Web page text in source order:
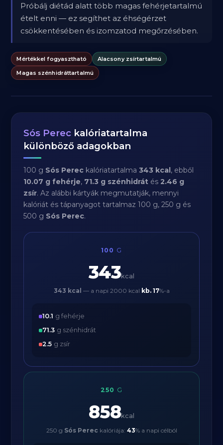
Próbálj diétád alatt több magas fehérjetartalmú
ételt enni — ez segíthet az éhségérzet
csökkentésében és izomzatod megőrzésében.
Mértékkel fogyasztható
Alacsony zsírtartalmú
Magas szénhidráttartalmú
Sós Perec kalóriatartalma
különböző adagokban
100 g Sós Perec kalóriatartalma343 kcal, ebből
10.07 g fehérje, 71.3 g szénhidrát és2.46 g
zsír. Az alábbi kártyák megmutatják, mennyi
kalóriát és tápanyagot tartalmaz 100 g, 250 g és
500 g Sós Perec.
100 G
343kcal
343 kcal — a napi 2000 kcal kb. 17%-a
10.1 g fehérje
71.3 g szénhidrát
2.5 g zsír
250 G
858kcal
250 g Sós Pereckalóriája: 43% a napi célból